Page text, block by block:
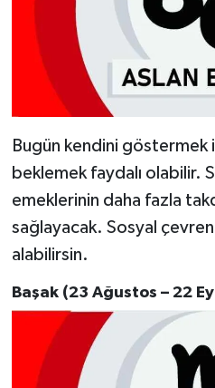
Bugün kendini göstermek
beklemek faydalı olabilir.
emeklerinin daha fazla
sağlayacak. Sosyal
alabilirsin.
Başak (23 Ağustos – 22